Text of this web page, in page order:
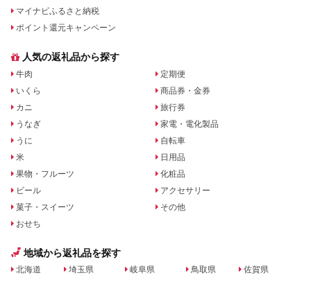
マイナビふるさと納税
ポイント還元キャンペーン
人気の返礼品から探す
牛肉
いくら
カニ
うなぎ
うに
米
果物・フルーツ
ビール
菓子・スイーツ
おせち
定期便
商品券・金券
旅行券
家電・電化製品
自転車
日用品
化粧品
アクセサリー
その他
地域から返礼品を探す
北海道 埼玉県 岐阜県 鳥取県 佐賀県